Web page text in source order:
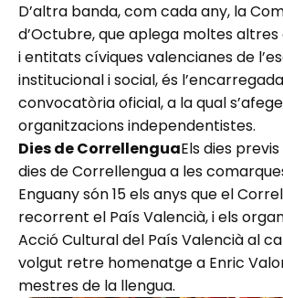
D’altra banda, com cada any, la
d’Octubre, que aplega moltes
i entitats cíviques valencianes de
institucional i social, és
convocatòria oficial, a la qual
organitzacions independentistes.
Dies de CorrellenguaEls dies
dies de Correllengua a les
Enguany són 15 els anys que el
recorrent el País Valencià, i els
Acció Cultural del País Valencià al
volgut retre homenatge a Enric
mestres de la llengua.